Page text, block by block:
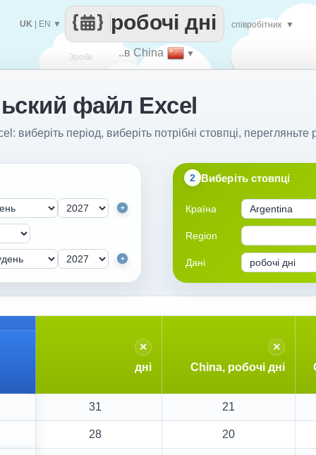
Зроби
кожен
..в China ▼
робочі дні
UK EN ▼ співробітник ▼
файл Excel
виберіть період, виберіть потрібні стовпці, перегляньте
2 Виберіть стовпці
Країна
Region
Дані
+
+
×
дні
×
China, робочі дні
31 21
28 20